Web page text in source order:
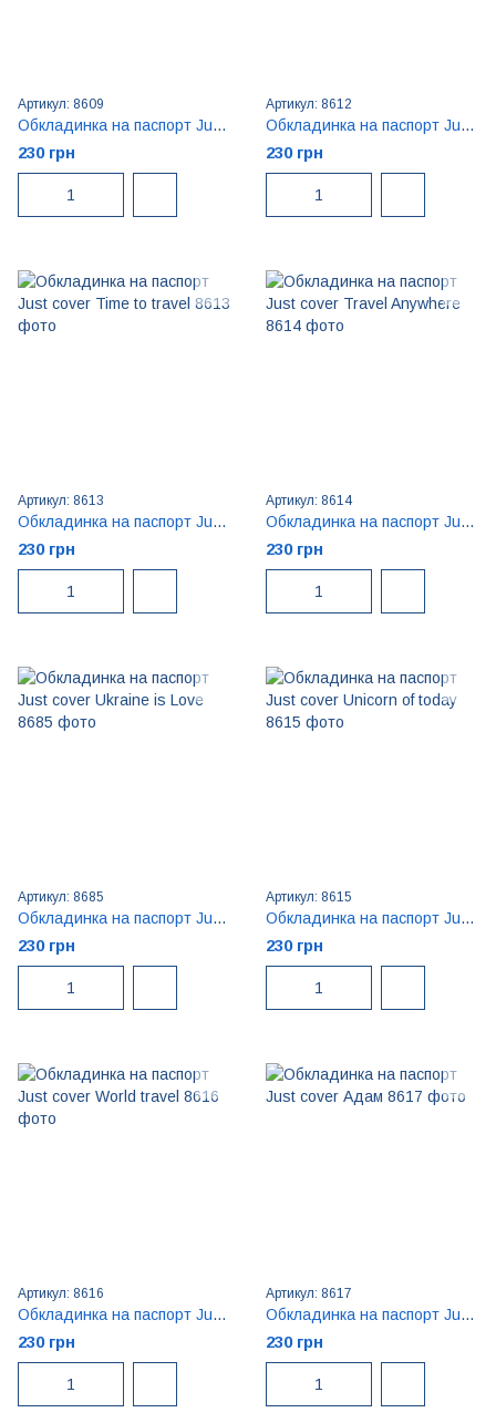
Артикул: 8609
Обкладинка на паспорт Just cover Paris
230 грн
Артикул: 8612
Обкладинка на паспорт Just cover Time to discover
230 грн
Артикул: 8613
Обкладинка на паспорт Just cover Time to travel
230 грн
Артикул: 8614
Обкладинка на паспорт Just cover Travel Anywhere
230 грн
Артикул: 8685
Обкладинка на паспорт Just cover Ukraine is Love
230 грн
Артикул: 8615
Обкладинка на паспорт Just cover Unicorn of today
230 грн
Артикул: 8616
Обкладинка на паспорт Just cover World travel
230 грн
Артикул: 8617
Обкладинка на паспорт Just cover Адам
230 грн